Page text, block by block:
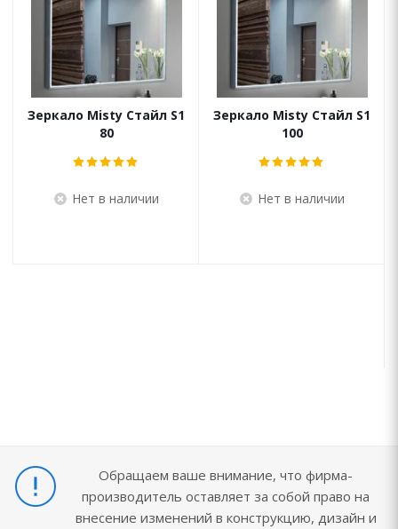
Зеркало Misty Стайл S1
80
Нет в наличии
Зеркало Misty Стайл S1
100
Нет в наличии
Обращаем ваше внимание, что фирма-
производитель оставляет за собой право на
внесение изменений в конструкцию, дизайн и